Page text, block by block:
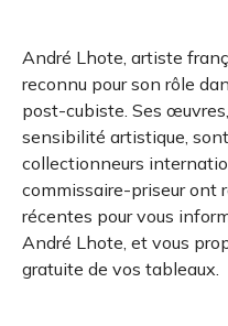
André Lhote, artiste
reconnu pour son rôle
post-cubiste. Ses
sensibilité artistique,
collectionneurs
commissaire-priseur ont
récentes pour vous
André Lhote, et vous
gratuite de vos tableaux.